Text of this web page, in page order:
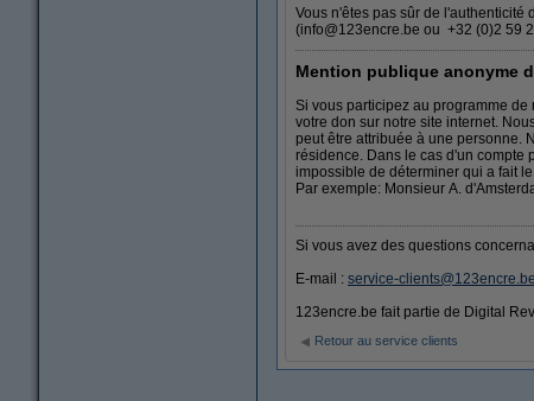
Vous n'êtes pas sûr de
(info@123encre.be ou +32 (0)2 59
Mention publique anonyme
Si vous participez au programme
votre don sur notre site internet.
peut être attribuée à une personne.
résidence. Dans le cas d'un compte
impossible de déterminer qui a fait
Par exemple: Monsieur A.
Si vous avez des questions
E-mail : service-clients@123encre.be
123encre.be fait partie de Digital
Retour au service clients